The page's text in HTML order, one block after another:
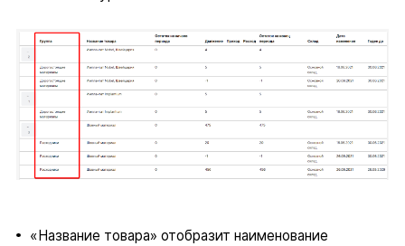
«Название товара» отобразит наименование